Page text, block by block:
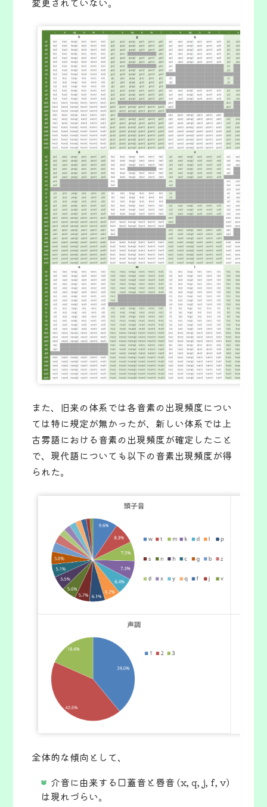
また、旧来の体系では各音素の出現頻度につい
ては特に規定が無かったが、新しい体系では上
古雰語における音素の出現頻度が確定したこと
で、現代語についても以下の音素出現頻度が得
られた。
全体的な傾向として、
介音に由来する口蓋音と唇音 (x, q, j, f, v)
は現れづらい。